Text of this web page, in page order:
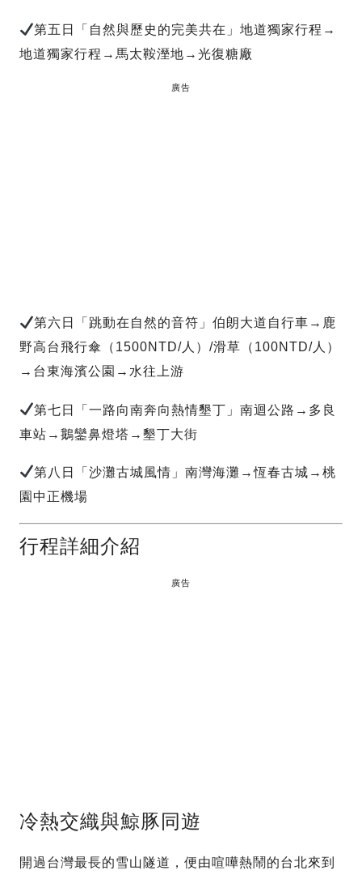
第五日「自然與歷史的完美共在」地道獨家行程→
地道獨家行程→馬太鞍溼地→光復糖廠
廣告
第六日「跳動在自然的音符」伯朗大道自行車→鹿
野高台飛行傘（1500NTD/人）/滑草（100NTD/人）
→台東海濱公園→水往上游
第七日「一路向南奔向熱情墾丁」南迴公路→多良
車站→鵝鑾鼻燈塔→墾丁大街
第八日「沙灘古城風情」南灣海灘→恆春古城→桃
園中正機場
行程詳細介紹
廣告
冷熱交織與鯨豚同遊
開過台灣最長的雪山隧道，便由喧嘩熱鬧的台北來到